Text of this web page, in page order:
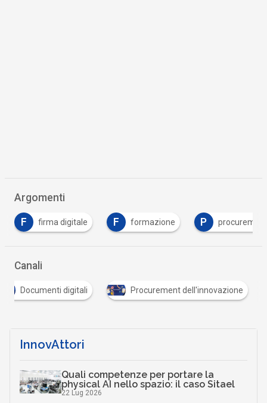
Argomenti
F formazione P procurement T Tutto su
Canali
Documenti digitali Procurement dell'innovazione
InnovAttori
Quali competenze per portare la
physical AI nello spazio: il caso Sitael
22 Lug 2026